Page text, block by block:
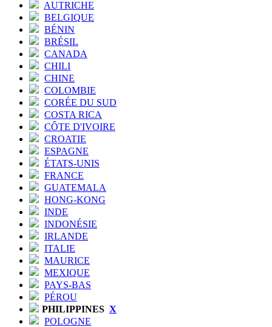
AUTRICHE
BELGIQUE
BÉNIN
BRÉSIL
CANADA
CHILI
CHINE
COLOMBIE
CORÉE DU SUD
COSTA RICA
CÔTE D'IVOIRE
CROATIE
ESPAGNE
ÉTATS-UNIS
FRANCE
GUATEMALA
HONG-KONG
INDE
INDONÉSIE
IRLANDE
ITALIE
MAURICE
MEXIQUE
PAYS-BAS
PÉROU
PHILIPPINES X
POLOGNE